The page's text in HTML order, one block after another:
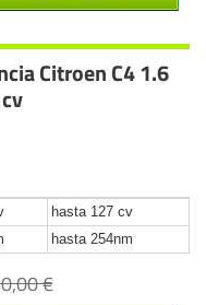
Citroen C4 1.6
hasta 127 cv
hasta 254nm
€